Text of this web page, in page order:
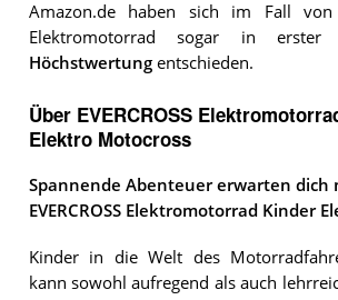
Amazon.de haben sich im Fall von
Elektromotorrad sogar in
Höchstwertungentschieden.
Über EVERCROSS
Elektro Motocross
Spannende Abenteuer erwarten dich
EVERCROSS Elektromotorrad Kinder
Kinder in die Welt des
kann sowohl aufregend als auch